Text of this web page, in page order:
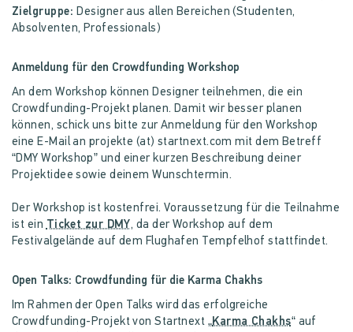
Zielgruppe:Designer aus allen Bereichen (Studenten,
Absolventen, Professionals)
Anmeldung für den Crowdfunding Workshop
An dem Workshop können Designer teilnehmen, die ein
Crowdfunding-Projekt planen. Damit wir besser planen
können, schick uns bitte zur Anmeldung für den Workshop
eine E-Mail an projekte (at) startnext.com mit dem Betreff
“DMY Workshop” und einer kurzen Beschreibung deiner
Projektidee sowie deinem Wunschtermin.
Der Workshop ist kostenfrei. Voraussetzung für die Teilnahme
ist einTicket zur DMY, da der Workshop auf dem
Festivalgelände auf dem Flughafen Tempfelhof stattfindet.
Open Talks: Crowdfunding für die Karma Chakhs
Im Rahmen der Open Talks wird das erfolgreiche
Crowdfunding-Projekt von Startnext „Karma Chakhs“ auf